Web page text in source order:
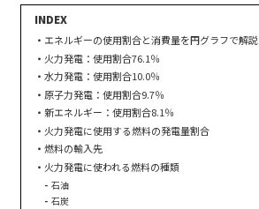
エネルギーの使用割合と消費量を円グラフで解説
火力発電：使用割合76.1％
水力発電：使用割合10.0％
原子力発電：使用割合9.7％
新エネルギー：使用割合8.1％
火力発電に使用する燃料の発電量割合
燃料の輸入先
火力発電に使われる燃料の種類
石油
石炭